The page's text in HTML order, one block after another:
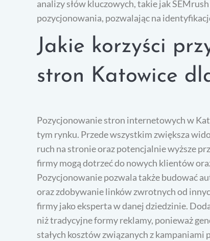
analizy słów kluczowych, takie jak
pozycjonowania, pozwalając na
Jakie korzyści
stron Katowice
Pozycjonowanie stron internetowych w
tym rynku. Przede wszystkim zwiększa
ruch na stronie oraz potencjalnie wyższe
firmy mogą dotrzeć do nowych klientów
Pozycjonowanie pozwala także budować
oraz zdobywanie linków zwrotnych od
firmy jako eksperta w danej dziedzinie.
niż tradycyjne formy reklamy, ponieważ
stałych kosztów związanych z kampaniami